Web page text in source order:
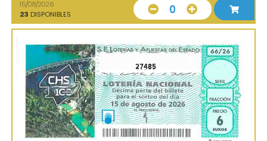
15/08/2026
23 DISPONIBLES 0
27485